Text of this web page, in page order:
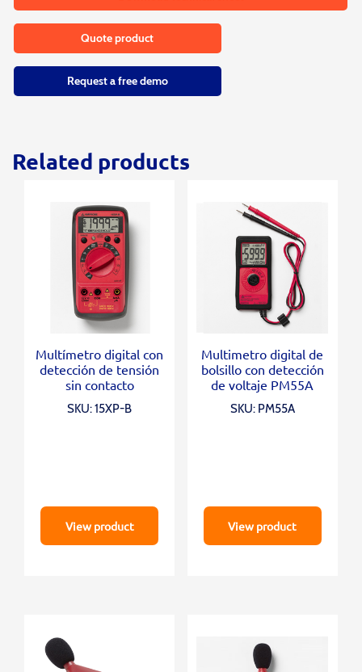
Quote product
Request a free demo
Related products
Multímetro digital con
detección de tensión
sin contacto
SKU: 15XP-B
View product
Multimetro digital de
bolsillo con detección
de voltaje PM55A
SKU: PM55A
View product